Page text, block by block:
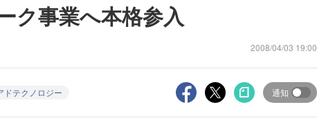
ク事業へ本格参入
2008/04/03 19:00
ドテクノロジー 通知